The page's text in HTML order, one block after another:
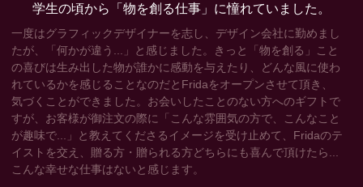
学生の頃から「物を創る仕事」に憧れていました。
一度はグラフィックデザイナーを志し、デザイン会社に勤めまし
たが、「何かが違う...」と感じました。きっと「物を創る」こと
の喜びは生み出した物が誰かに感動を与えたり、どんな風に使わ
れているかを感じることなのだとFridaをオープンさせて頂き、
気づくことができました。お会いしたことのない方へのギフトで
すが、お客様が御注文の際に「こんな雰囲気の方で、こんなこと
が趣味で...」と教えてくださるイメージを受け止めて、Fridaのテ
イストを交え、贈る方・贈られる方どちらにも喜んで頂けたら...
こんな幸せな仕事はないと感じます。